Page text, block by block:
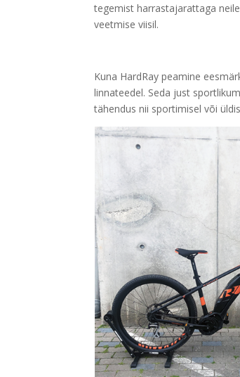
tegemist harrastajarattaga
veetmise viisil.
Kuna HardRay peamine
linnateedel. Seda just
tähendus nii sportimisel või